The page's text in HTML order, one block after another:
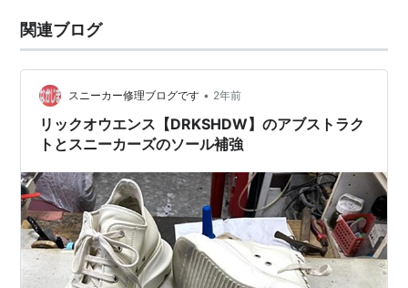
関連ブログ
スニーカー修理ブログです • 2年前
リックオウエンス【DRKSHDW】のアブストラク
トとスニーカーズのソール補強